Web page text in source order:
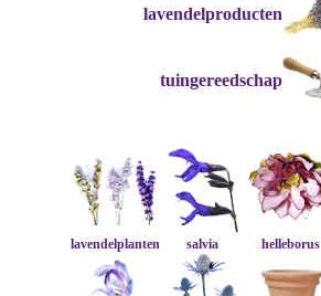
lavendelproducten
tuingereedschap
lavendelplanten salvia helleborus